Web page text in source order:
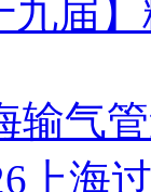
九届
输气
上海